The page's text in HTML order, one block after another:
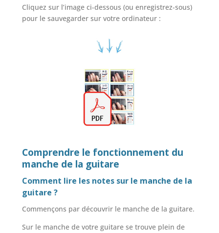
Cliquez sur l’image ci-dessous (ou enregistrez-sous)
pour le sauvegarder sur votre ordinateur :
Comprendre le fonctionnement du
manche de la guitare
Comment lire les notes sur le manche de la
guitare ?
Commençons par découvrir le manche de la guitare.
Sur le manche de votre guitare se trouve plein de